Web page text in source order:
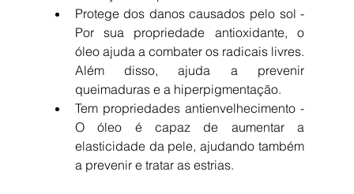
Protege dos danos causados ​​pelo sol -
Por sua propriedade antioxidante, o
óleo ajuda a combater os radicais livres.
Além disso, ajuda a prevenir
queimaduras e a hiperpigmentação.
Tem propriedades antienvelhecimento -
O óleo é capaz de aumentar a
elasticidade da pele, ajudando também
a prevenir e tratar as estrias.